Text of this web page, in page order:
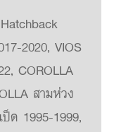
2020, VIOS
COROLLA
สามห่วง
ด 1995-1999,